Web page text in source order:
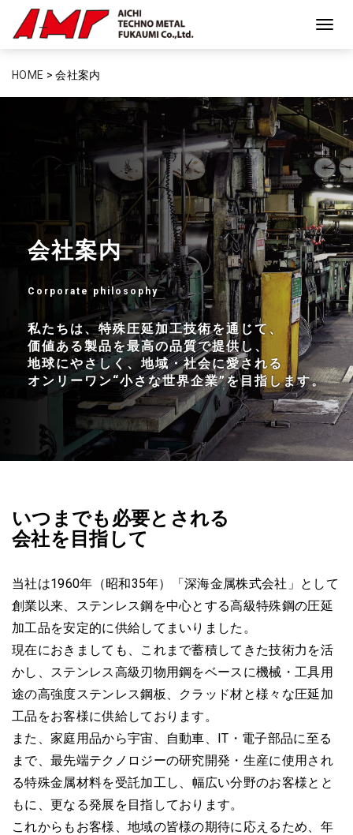
HOME >会社案内
会社案内
Corporate philosophy
私たちは、特殊圧延加工技術を通じて、
価値ある製品を最高の品質で提供し、
地球にやさしく、地域・社会に愛される
オンリーワン“小さな世界企業”を目指します。
いつまでも必要とされる
会社を目指して
当社は1960年（昭和35年）「深海金属株式会社」として
創業以来、 ステンレス鋼を中心とする高級特殊鋼の圧延
加工品を安定的に供給してまいりました。
現在におきましても、これまで蓄積してきた技術力を活
かし、 ステンレス高級刃物用鋼をベースに機械・工具用
途の高強度ステンレス鋼板、クラッド材と様々な圧延加
工品をお客様に供給しております。
また、家庭用品から宇宙、自動車、IT・電子部品に至る
まで、 最先端テクノロジーの研究開発・生産に使用され
る特殊金属材料を受託加工し、 幅広い分野のお客様とと
もに、更なる発展を目指しております。
これからもお客様、地域の皆様の期待に応えるため、 年